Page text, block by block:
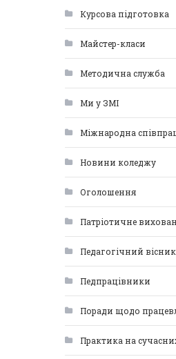
Курсова підготовка
Майстер-класи
Методична служба
Ми у ЗМІ
Міжнародна
Новини коледжу
Оголошення
Патріотичне
Педагогічний
Педпрацівники
Поради щодо
Практика на